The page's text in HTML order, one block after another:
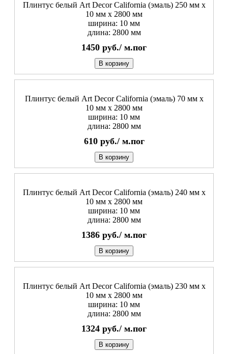
Плинтус белый Art Decor California (эмаль) 250 мм х
10 мм х 2800 мм
ширина: 10 мм
длина: 2800 мм
1450 руб./ м.пог
В корзину
Плинтус белый Art Decor California (эмаль) 70 мм х
10 мм х 2800 мм
ширина: 10 мм
длина: 2800 мм
610 руб./ м.пог
В корзину
Плинтус белый Art Decor California (эмаль) 240 мм х
10 мм х 2800 мм
ширина: 10 мм
длина: 2800 мм
1386 руб./ м.пог
В корзину
Плинтус белый Art Decor California (эмаль) 230 мм х
10 мм х 2800 мм
ширина: 10 мм
длина: 2800 мм
1324 руб./ м.пог
В корзину